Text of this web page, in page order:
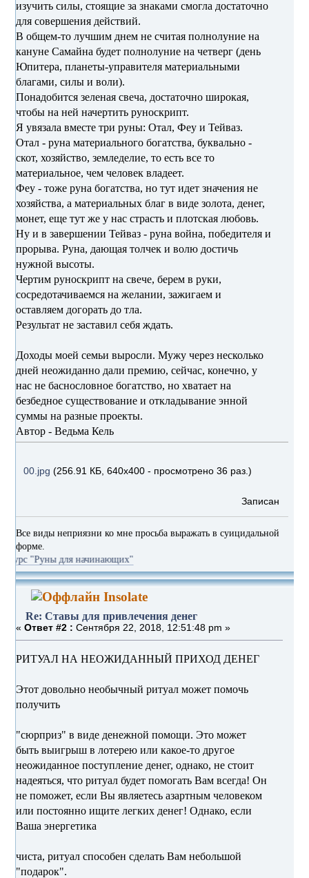
изучить силы, стоящие за знаками смогла достаточно
для совершения действий.
В общем-то лучшим днем не считая полнолуние на
кануне Самайна будет полнолуние на четверг (день
Юпитера, планеты-управителя материальными
благами, силы и воли).
Понадобится зеленая свеча, достаточно широкая,
чтобы на ней начертить руноскрипт.
Я увязала вместе три руны: Отал, Феу и Тейваз.
Отал - руна материального богатства, буквально -
скот, хозяйство, земледелие, то есть все то
материальное, чем человек владеет.
Феу - тоже руна богатства, но тут идет значения не
хозяйства, а материальных благ в виде золота, денег,
монет, еще тут же у нас страсть и плотская любовь.
Ну и в завершении Тейваз - руна война, победителя и
прорыва. Руна, дающая толчек и волю достичь
нужной высоты.
Чертим руноскрипт на свече, берем в руки,
сосредотачиваемся на желании, зажигаем и
оставляем догорать до тла.
Результат не заставил себя ждать.
Доходы моей семьи выросли. Мужу через несколько
дней неожиданно дали премию, сейчас, конечно, у
нас не баснословное богатство, но хватает на
безбедное существование и откладывание энной
суммы на разные проекты.
Автор - Ведьма Кель
00.jpg (256.91 КБ, 640x400 - просмотрено 36 раз.)
Записан
Все виды неприязни ко мне просьба выражать в суицидальной
форме.
для начинающих"
Insolate
Re: Ставы для привлечения денег
«Ответ #2 : Сентября 22, 2018, 12:51:48 pm »
РИТУАЛ НА НЕОЖИДАННЫЙ ПРИХОД ДЕНЕГ
Этот довольно необычный ритуал может помочь
получить
"сюрприз" в виде денежной помощи. Это может
быть выигрыш в лотерею или какое-то другое
неожиданное поступление денег, однако, не стоит
надеяться, что ритуал будет помогать Вам всегда! Он
не поможет, если Вы являетесь азартным человеком
или постоянно ищите легких денег! Однако, если
Ваша энергетика
чиста, ритуал способен сделать Вам небольшой
"подарок".